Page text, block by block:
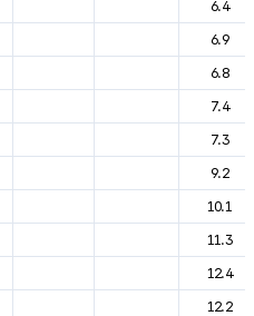
6.4
6.9
6.8
7.4
7.3
9.2
10.1
11.3
12.4
12.2